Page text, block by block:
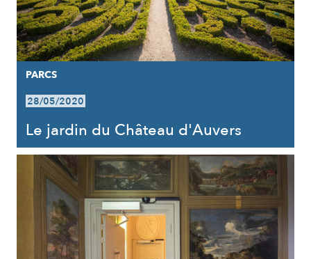
PARCS
28/05/2020
Le jardin du Château d'Auvers